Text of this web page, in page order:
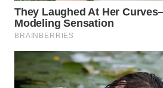
WAHANANEWS
ID
WAHANANEWS
CO ID